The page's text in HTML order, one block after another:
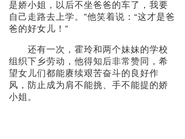
是娇小姐，以后不坐爸爸的车了，我要
自己走路去上学。”他笑着说：“这才是爸
爸的好女儿！”
还有一次，霍玲和两个妹妹的学校
组织下乡劳动，他得知后非常赞同，希
望女儿们都能赓续艰苦奋斗的良好作
风，防止成为肩不能挑、手不能提的娇
小姐。